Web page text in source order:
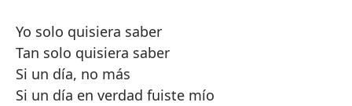
Yo solo quisiera saber
Tan solo quisiera saber
Si un día, no más
Si un día en verdad fuiste mío